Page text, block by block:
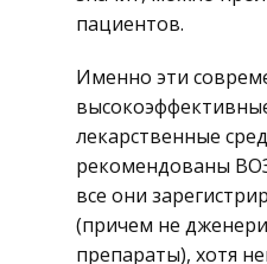
пациентов.
Именно эти
лекарственные
рекомендованы
все они
(причем не
препараты), хотя